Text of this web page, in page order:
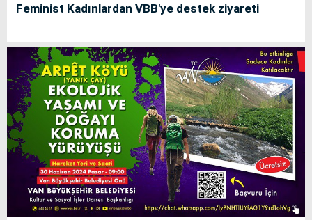
Feminist Kadınlardan VBB'ye destek ziyareti